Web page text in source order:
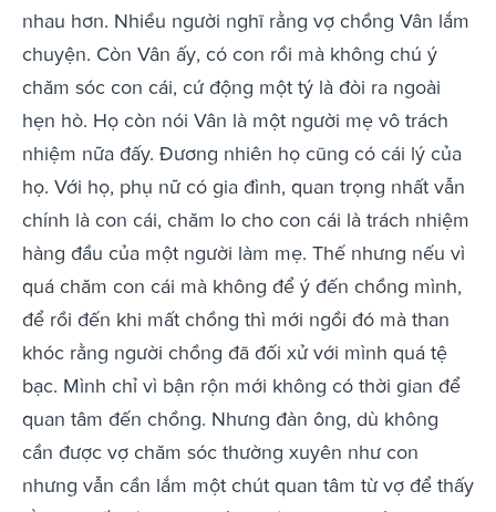
nhau hơn. Nhiều người nghĩ rằng vợ chồng Vân lắm
chuyện. Còn Vân ấy, có con rồi mà không chú ý
chăm sóc con cái, cứ động một tý là đòi ra ngoài
hẹn hò. Họ còn nói Vân là một người mẹ vô trách
nhiệm nữa đấy. Đương nhiên họ cũng có cái lý của
họ. Với họ, phụ nữ có gia đình, quan trọng nhất vẫn
chính là con cái, chăm lo cho con cái là trách nhiệm
hàng đầu của một người làm mẹ. Thế nhưng nếu vì
quá chăm con cái mà không để ý đến chồng mình,
để rồi đến khi mất chồng thì mới ngồi đó mà than
khóc rằng người chồng đã đối xử với mình quá tệ
bạc. Mình chỉ vì bận rộn mới không có thời gian để
quan tâm đến chồng. Nhưng đàn ông, dù không
cần được vợ chăm sóc thường xuyên như con
nhưng vẫn cần lắm một chút quan tâm từ vợ để thấy